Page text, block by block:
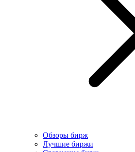
Обзоры бирж
Лучшие биржи